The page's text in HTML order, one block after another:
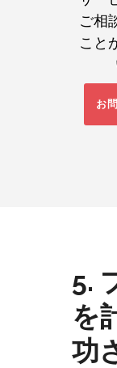
ご相
こと
お
5.
を
功